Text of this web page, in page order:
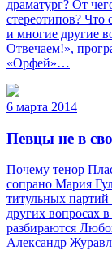
драматург? От
стереотипов? Что
и многие другие
Отвечаем!»,
«Орфей»…
6 марта 2014
Певцы не в
Почему тенор
сопрано Мария
титульных партий
других вопросах
разбираются
Александр